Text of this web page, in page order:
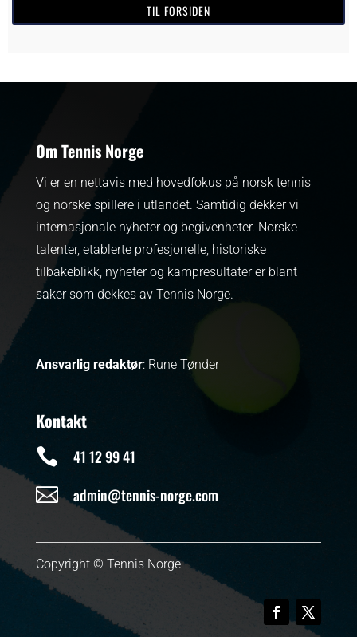
TIL FORSIDEN
Om Tennis Norge
Vi er en nettavis med hovedfokus på norsk tennis
og norske spillere i utlandet. Samtidig dekker vi
internasjonale nyheter og begivenheter. Norske
talenter, etablerte profesjonelle, historiske
tilbakeblikk, nyheter og kampresultater er blant
saker som dekkes av Tennis Norge.
Ansvarlig redaktør: Rune Tønder
Kontakt
 41 12 99 41
 admin@tennis-norge.com
Copyright © Tennis Norge